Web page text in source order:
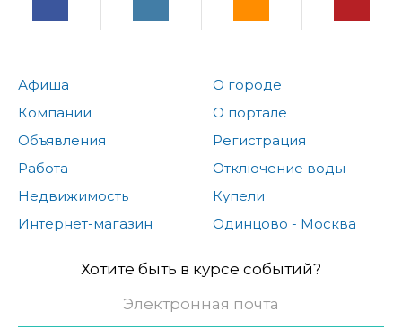
Афиша
Компании
Объявления
Работа
Недвижимость
Интернет-магазин
О городе
О портале
Регистрация
Отключение воды
Купели
Одинцово - Москва
Хотите быть в курсе событий?